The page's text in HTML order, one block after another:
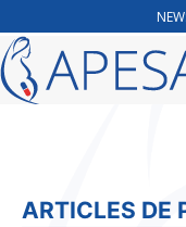
ARTICLES DE